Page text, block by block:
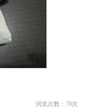
浏览次数： 70次